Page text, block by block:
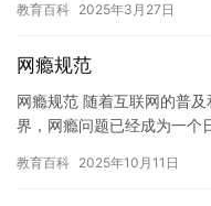
反抗精…
教育百科 2025年3月27日
网瘾规范
网瘾规范 随着互联网的普
界，网瘾问题已经成为一个
面影响…
教育百科 2025年10月11日